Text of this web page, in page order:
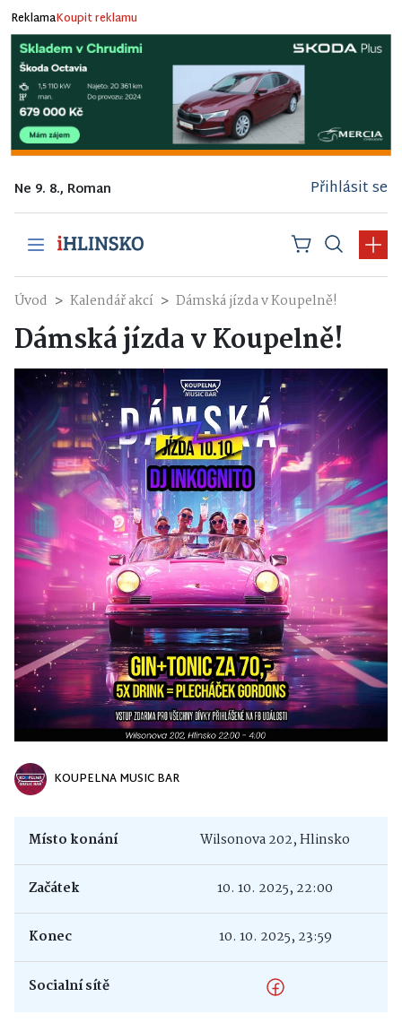
ReklamaKoupit reklamu
Ne 9. 8., Roman Přihlásit se
Úvod Kalendář akcí Dámská jízda v Koupelně!
Dámská jízda v Koupelně!
KOUPELNA MUSIC BAR
Místo konání Wilsonova 202, Hlinsko
Začátek 10. 10. 2025, 22:00
Konec 10. 10. 2025, 23:59
Socialní sítě